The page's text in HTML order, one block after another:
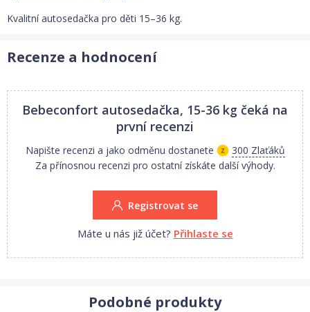
Kvalitní autosedačka pro děti 15–36 kg.
Recenze a hodnocení
Bebeconfort autosedačka, 15-36 kg čeká na
první recenzi
Napište recenzi a jako odměnu dostanete
300 Zlaťáků
Za přínosnou recenzi pro ostatní získáte další výhody.
Registrovat se
Máte u nás již účet? Přihlaste se
Podobné produkty